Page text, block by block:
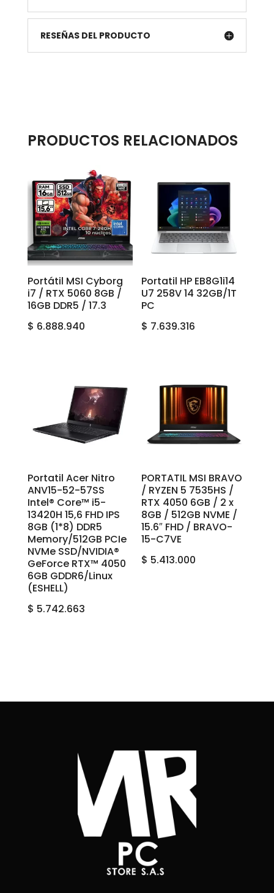
RESEÑAS DEL PRODUCTO
PRODUCTOS RELACIONADOS
Portátil MSI Cyborg
i7 / RTX 5060 8GB /
16GB DDR5 / 17.3
$ 6.888.940
Portatil HP EB8G1i14
U7 258V 14 32GB/1T
PC
$ 7.639.316
Portatil Acer Nitro
ANV15-52-57SS
Intel® Core™ i5-
13420H 15,6 FHD IPS
8GB (1*8) DDR5
Memory/512GB PCIe
NVMe SSD/NVIDIA®
GeForce RTX™ 4050
6GB GDDR6/Linux
(ESHELL)
$ 5.742.663
PORTATIL MSI BRAVO
/ RYZEN 5 7535HS /
RTX 4050 6GB / 2 x
8GB / 512GB NVME /
15.6″ FHD / BRAVO-
15-C7VE
$ 5.413.000